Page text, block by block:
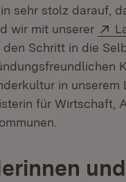
sehr stolz darauf,
wir mit unserer
Schritt in die
in unserem
für Wirtschaft,
und